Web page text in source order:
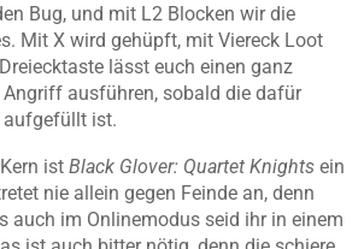
Bug, und mit L2 Blocken wir die
Mit X wird gehüpft, mit Viereck Loot
lässt euch einen ganz
ausführen, sobald die dafür
aufgefüllt ist.
ist Black Glover: Quartet Knights ein
nie allein gegen Feinde an, denn
auch im Onlinemodus seid ihr in einem